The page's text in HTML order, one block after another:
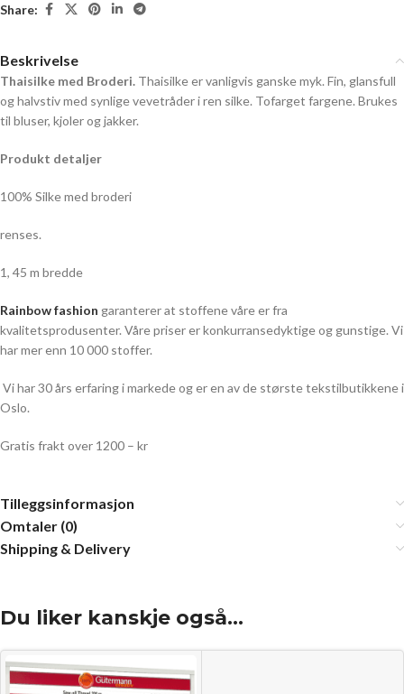
Share:
Beskrivelse
Thaisilke med Broderi. Thaisilke er vanligvis ganske myk. Fin, glansfull
og halvstiv med synlige vevetråder i ren silke. Tofarget fargene. Brukes
til bluser, kjoler og jakker.
Produkt detaljer
100% Silke med broderi
renses.
1, 45 m bredde
Rainbow fashion garanterer at stoffene våre er fra
kvalitetsprodusenter. Våre priser er konkurransedyktige og gunstige. Vi
har mer enn 10 000 stoffer.
Vi har 30 års erfaring i markede og er en av de største tekstilbutikkene i
Oslo.
Gratis frakt over 1200 – kr
Tilleggsinformasjon
Omtaler (0)
Shipping & Delivery
Du liker kanskje også…